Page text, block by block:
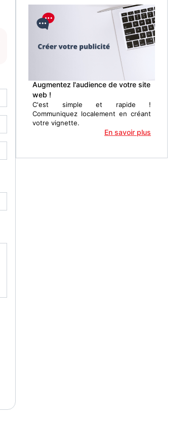
Augmentez l'audience de votre site
web !
C'est simple et rapide !
Communiquez localement en créant
votre vignette.
En savoir plus